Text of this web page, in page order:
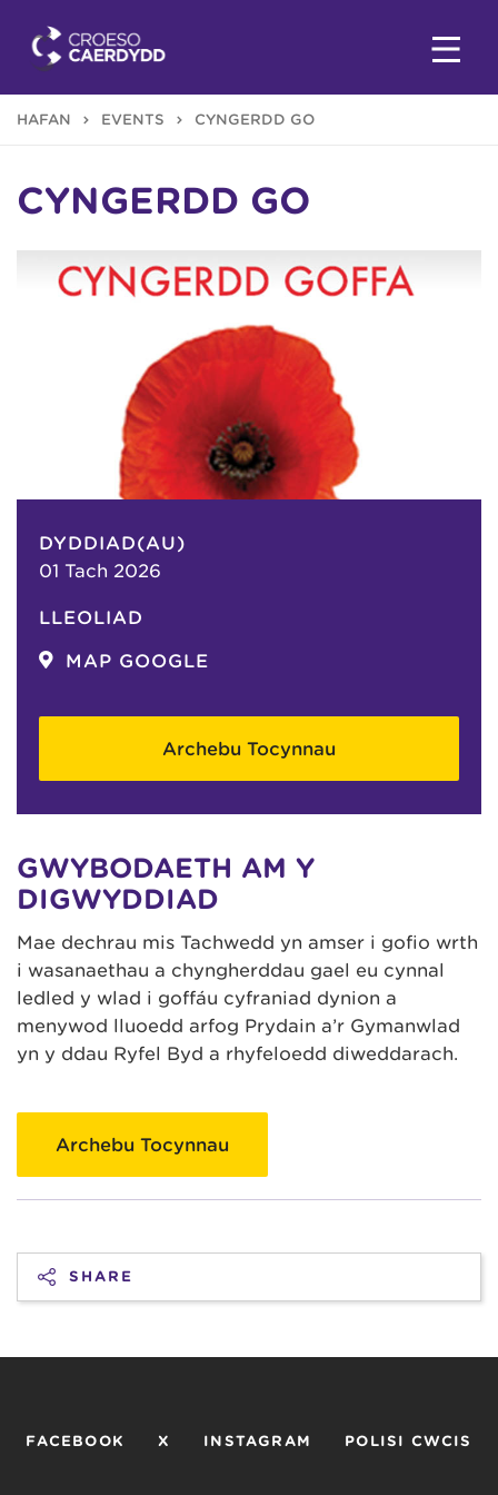
HAFAN EVENTS CYNGERDD GO
CYNGERDD GO
DYDDIAD(AU)
01 Tach 2026
LLEOLIAD
MAP GOOGLE
Archebu Tocynnau
GWYBODAETH AM Y
DIGWYDDIAD
Mae dechrau mis Tachwedd yn amser i gofio wrth
i wasanaethau a chyngherddau gael eu cynnal
ledled y wlad i goffáu cyfraniad dynion a
menywod lluoedd arfog Prydain a’r Gymanwlad
yn y ddau Ryfel Byd a rhyfeloedd diweddarach.
Archebu Tocynnau
SHARE
FACEBOOK X INSTAGRAM POLISI CWCIS